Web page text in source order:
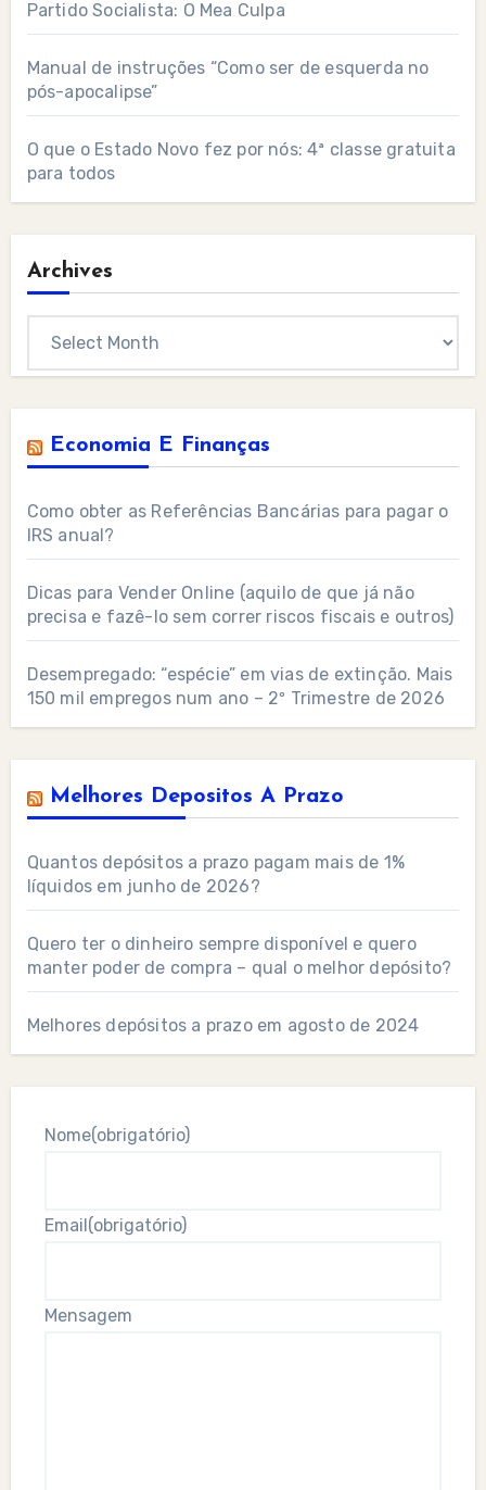
Partido Socialista: O Mea Culpa
Manual de instruções “Como ser de esquerda no
pós-apocalipse”
O que o Estado Novo fez por nós: 4ª classe gratuita
para todos
Archives
Economia E Finanças
Como obter as Referências Bancárias para pagar o
IRS anual?
Dicas para Vender Online (aquilo de que já não
precisa e fazê-lo sem correr riscos fiscais e outros)
Desempregado: “espécie” em vias de extinção. Mais
150 mil empregos num ano – 2º Trimestre de 2026
Melhores Depositos A Prazo
Quantos depósitos a prazo pagam mais de 1%
líquidos em junho de 2026?
Quero ter o dinheiro sempre disponível e quero
manter poder de compra – qual o melhor depósito?
Melhores depósitos a prazo em agosto de 2024
Nome(obrigatório)
Email (obrigatório)
Mensagem